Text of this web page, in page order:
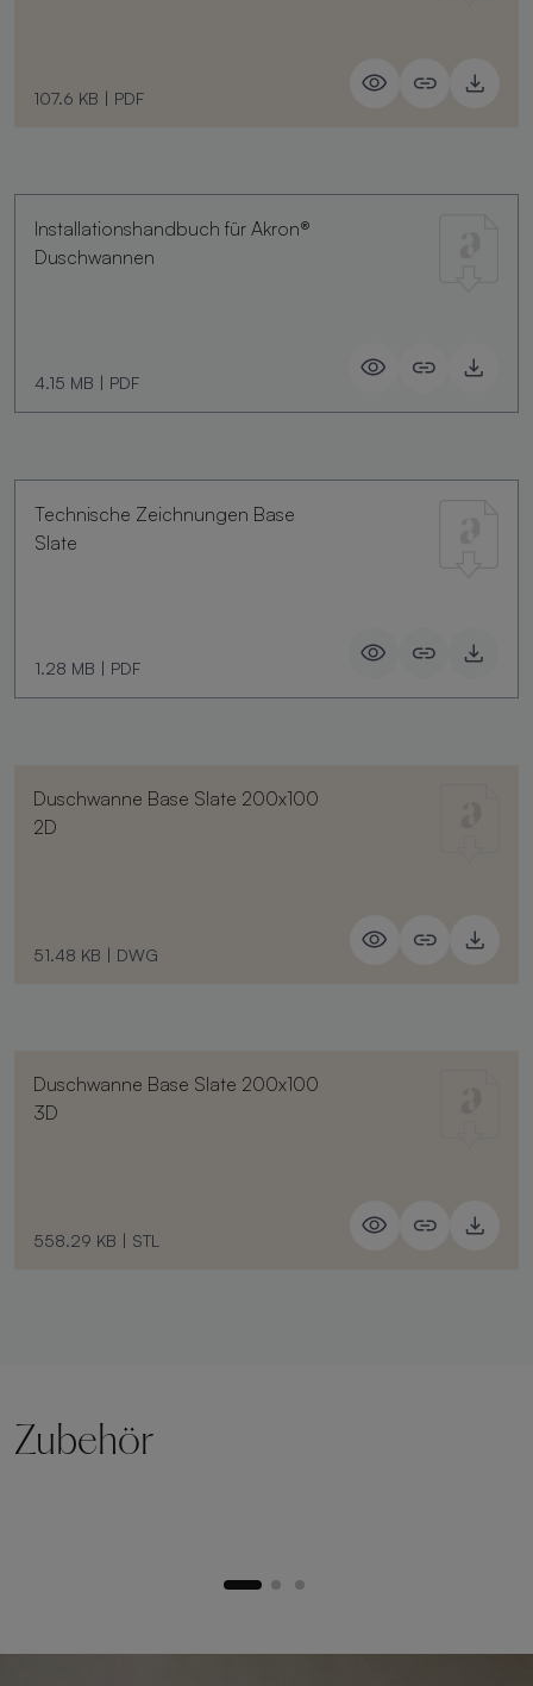
107.6 KB | PDF
Installationshandbuch für Akron®
Duschwannen
4.15 MB | PDF
Technische Zeichnungen Base
Slate
1.28 MB | PDF
Duschwanne Base Slate 200x100
2D
51.48 KB | DWG
Duschwanne Base Slate 200x100
3D
558.29 KB | STL
Zubehör